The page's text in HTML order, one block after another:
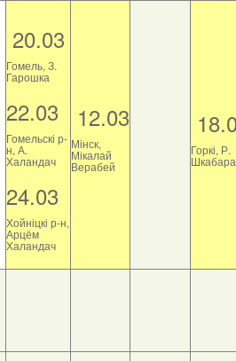
20.03
Гомель, З.
Гарошка
22.03
Гомельскі р-
н, А.
Халандач
24.03
Хойніцкі р-н,
Арцём
Халандач
12.03
Мінск,
Мікалай
Верабей
Горкі, Р.
Шкабара